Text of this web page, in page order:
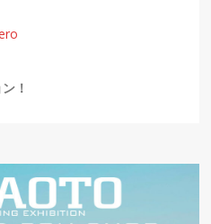
！